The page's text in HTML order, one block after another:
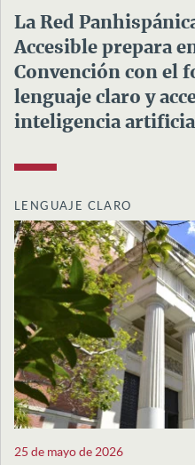
La Red
Accesible prepara
Convención con el
lenguaje claro y
inteligencia
LENGUAJE CLARO
25 de mayo de 2026